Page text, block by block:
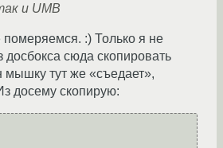
и UMB
померяемся. :) Только я не
досбокса сюда скопировать
мышку тут же «съедает»,
досему скопирую: